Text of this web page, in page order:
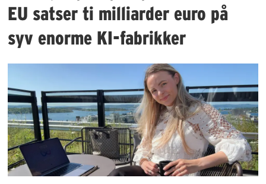
EU satser ti milliarder euro på
syv enorme KI-fabrikker